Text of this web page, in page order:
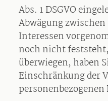
Abs. 1 DSGVO
Abwägung
Interessen
noch nicht
überwiegen, haben
Einschränkung der